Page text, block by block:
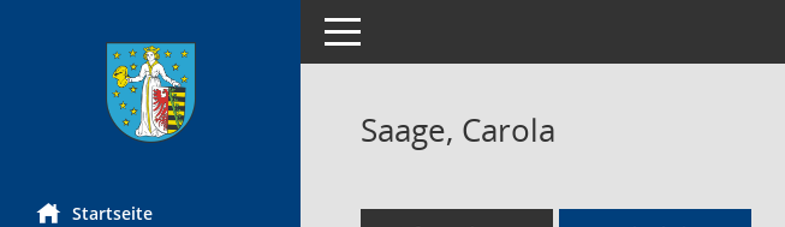
Startseite
Toggle navigation
Saage, Carola